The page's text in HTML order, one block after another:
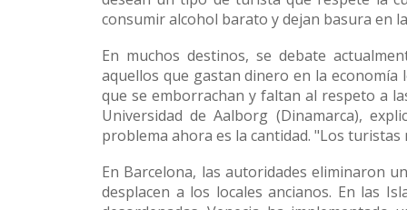
consumir alcohol barato y dejan basura en
En muchos destinos, se debate
aquellos que gastan dinero en la
que se emborrachan y faltan al respeto a
Universidad de Aalborg (Dinamarca),
problema ahora es la cantidad. "Los
En Barcelona, las autoridades eliminaron
desplacen a los locales ancianos. En las